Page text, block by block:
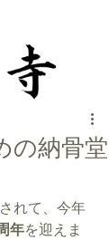
の納骨堂
年を迎えま